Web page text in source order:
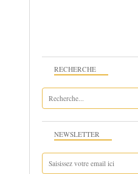
NEWSLETTER
RECHERCHE